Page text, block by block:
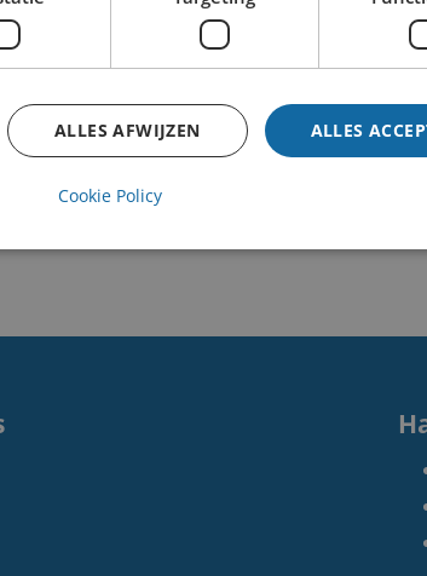
ALLES
ALLES AFWIJZEN
Cookie Policy